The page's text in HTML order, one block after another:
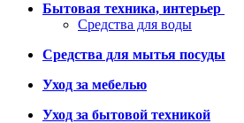
Бытовая техника, интерьер
Средства для воды
Средства для мытья посуды
Уход за мебелью
Уход за бытовой техникой